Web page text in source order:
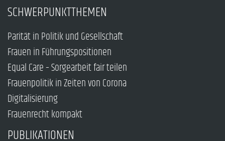
SCHWERPUNKTTHEMEN
Parität in Politik und Gesellschaft
Frauen in Führungspositionen
Equal Care – Sorgearbeit fair teilen
Frauenpolitik in Zeiten von Corona
Digitalisierung
Frauenrecht kompakt
PUBLIKATIONEN